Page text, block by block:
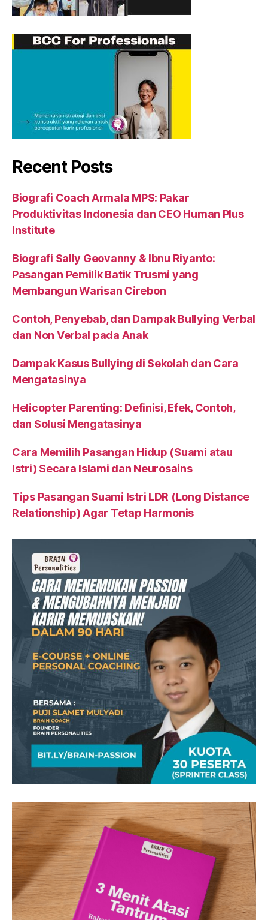
Recent Posts
Biografi Coach Armala MPS: Pakar
Produktivitas Indonesia dan CEO Human Plus
Institute
Biografi Sally Geovanny & Ibnu Riyanto:
Pasangan Pemilik Batik Trusmi yang
Membangun Warisan Cirebon
Contoh, Penyebab, dan Dampak Bullying Verbal
dan Non Verbal pada Anak
Dampak Kasus Bullying di Sekolah dan Cara
Mengatasinya
Helicopter Parenting: Definisi, Efek, Contoh,
dan Solusi Mengatasinya
Cara Memilih Pasangan Hidup (Suami atau
Istri) Secara Islami dan Neurosains
Tips Pasangan Suami Istri LDR (Long Distance
Relationship) Agar Tetap Harmonis